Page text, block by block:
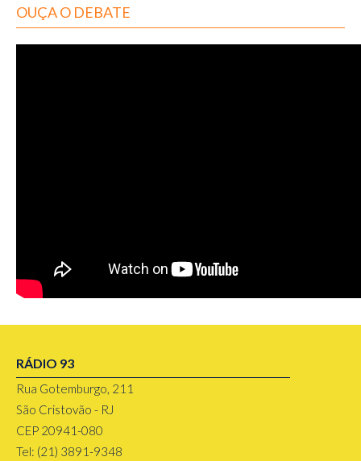
OUÇA O DEBATE
RÁDIO 93
Rua Gotemburgo, 211
São Cristovão - RJ
CEP 20941-080
Tel: (21) 3891-9348